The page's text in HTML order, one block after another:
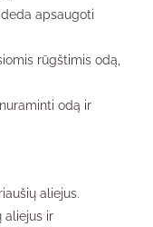
apsaugoti
rūgštimis odą,
odą ir
aliejus.
aliejus ir